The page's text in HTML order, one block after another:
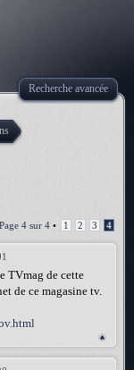
Recherche avancée
Page 4 sur 4 • 1 2 3 4
TVmag de cette
de ce magasine tv.